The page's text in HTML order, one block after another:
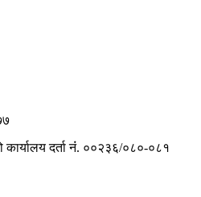
कार्यालय दर्ता नंं. ००२३६/०८०-०८१